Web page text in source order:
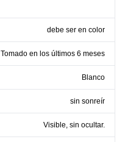
debe ser en color
Tomado en los últimos 6 meses
Blanco
sin sonreír
Visible, sin ocultar.